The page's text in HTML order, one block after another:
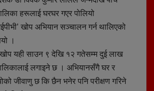
हरूलाई घरघर गएर पोलियो
खोप अभियान सञ्चालन गर्न थालिएको
।
यही साउन ९ देखि १२ गतेसम्म दुई लाख
लगाइने छ । अभियानसँगै घर र
जीवाणु छ कि छैन भनेर पनि परीक्षण गरिने